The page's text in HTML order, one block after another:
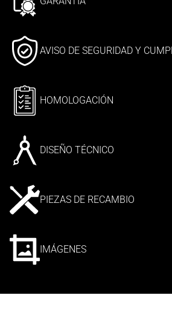
AVISO DE SEGURIDAD Y
HOMOLOGACIÓN
DISEÑO TÉCNICO
PIEZAS DE RECAMBIO
IMÁGENES